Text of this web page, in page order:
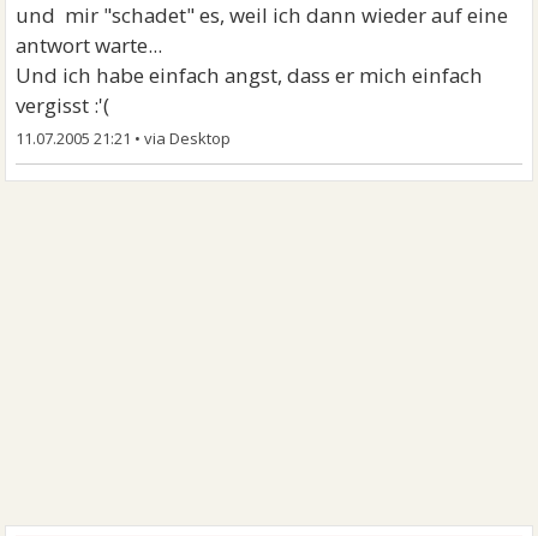
und mir "schadet" es, weil ich dann wieder auf eine
antwort warte...
Und ich habe einfach angst, dass er mich einfach
vergisst :'(
11.07.2005 21:21 •